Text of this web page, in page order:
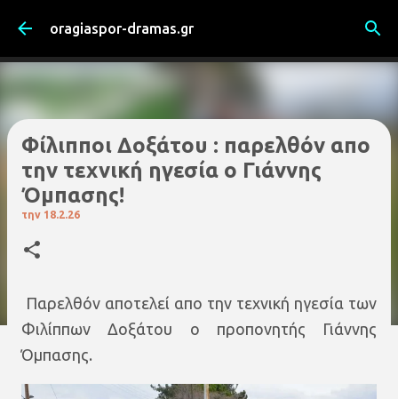
Μετάβαση στο κύριο περιεχόμενο
oragiaspor-dramas.gr
Φίλιπποι Δοξάτου : παρελθόν απο
την τεχνική ηγεσία ο Γιάννης
Όμπασης!
την 18.2.26
Παρελθόν αποτελεί απο την τεχνική ηγεσία των
Φιλίππων Δοξάτου ο προπονητής Γιάννης
Όμπασης.